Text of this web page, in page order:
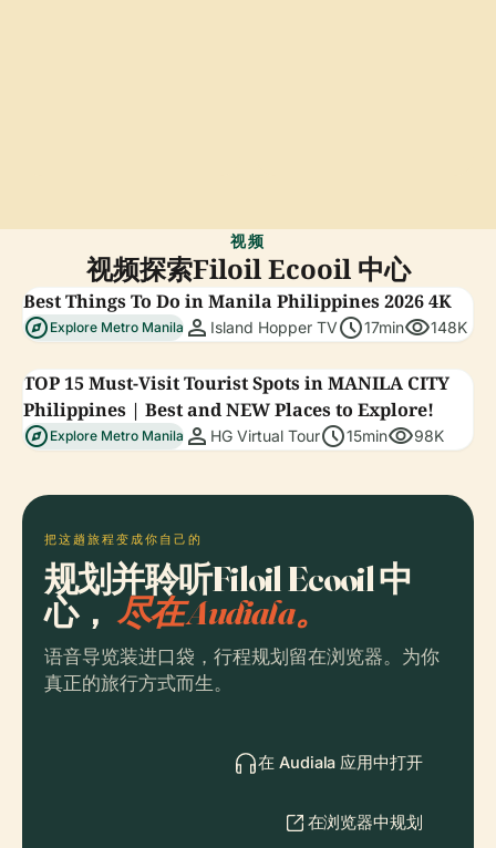
视频
视频探索Filoil Ecooil 中心
Best Things To Do in Manila Philippines 2026 4K
explore Explore Metro Manila person Island Hopper TVschedule17minvisibility148K
TOP 15 Must-Visit Tourist Spots in MANILA CITY
Philippines | Best and NEW Places to Explore!
explore Explore Metro Manila person HG Virtual Tourschedule15minvisibility98K
把这趟旅程变成你自己的
规划并聆听Filoil Ecooil 中
心， 尽在 Audiala。
语音导览装进口袋，行程规划留在浏览器。为你
真正的旅行方式而生。
在 Audiala 应用中打开
在浏览器中规划